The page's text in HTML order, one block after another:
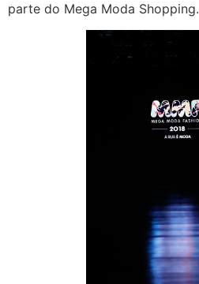
parte do Mega Moda Shopping.